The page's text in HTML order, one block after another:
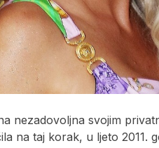
nezadovoljna svojim
na taj korak, u ljeto 2011.